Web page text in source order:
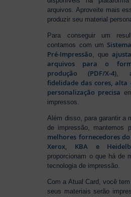
arquivos. Aproveite mais
produzir seu material
Para conseguir um
contamos com um
Pré-Impressão, que
arquivos para o
produção (PDF/X-4),
fidelidade das cores, alta
personalização precisa
impressos.
Além disso, para garantir a
de impressão, mantemos
melhores fornecedores
Xerox, KBA e
proporcionam o que há de
tecnologia de impressão.
Com a Atual Card, você
seus materiais serão